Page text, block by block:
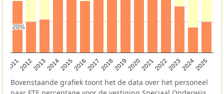
201120122013201420152016201720182019202020212022202320242025
20%
20%
Bovenstaande grafiek toont het de data over het personeel